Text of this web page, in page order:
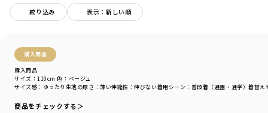
絞り込み 表示：新しい順
購入商品
購入商品
サイズ感 ：ゆったり 生地の厚さ ：薄い伸縮性 ：伸びない着用シーン ：普段着（通園・通学）着替え
サイズ：110cm 色：ベージュ
商品をチェックする＞
-----
着用イメージ/カラー：ブルー
モデル：身長108.0cm 体重18kg
サイズ：サイズ110
ブランド ／branshes